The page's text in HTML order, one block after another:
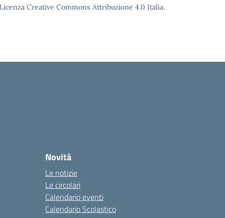
Creative Commons Attribuzione 4.0 Italia.
Novità
Le notizie
Le circolari
Calendario eventi
Calendario Scolastico